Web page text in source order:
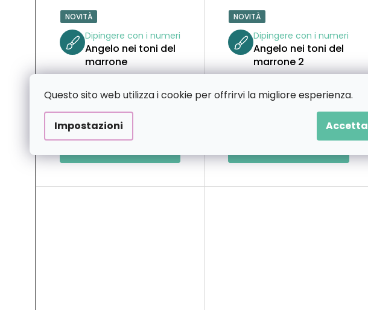
Questo sito web utilizza i cookie per offrirvi la migliore esperienza.
Impostazioni Accetta
NOVITÀ
Dipingere con i numeri
Angelo nei toni del
marrone
a partire da €22,79
NOVITÀ
Dipingere con i numeri
Angelo nei toni del
marrone 2
€21,49